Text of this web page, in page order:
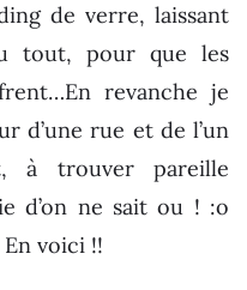
de verre, laissant
tout, pour que les
revanche je
d’une rue et de l’un
à trouver pareille
d’on ne sait ou ! :o
voici !!